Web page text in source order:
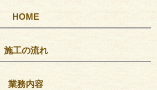
HOME
施工の流れ
業務内容